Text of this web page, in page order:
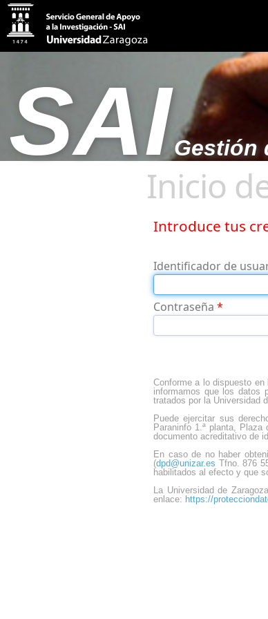
SAIGestión
Inicio
Introduce tus
Identificador de
Contraseña *
Conforme a lo dispuesto
informamos que los datos
tratados por la Universidad
Puede ejercitar sus
Paraninfo 1.ª planta,
documento acreditativo de
En caso de no haber
(dpd@unizar.es Tfno. 876
habilitados al efecto y que
La Universidad de
enlace: https://